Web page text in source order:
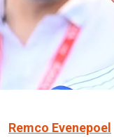
Remco Evenepoel